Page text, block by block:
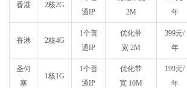
香港 2核2G
通IP
2M
年
香港 2核4G
1个普
通IP
优化带
宽 2M
399元/
年
圣何
塞
1核1G
1个普
通IP
优化带
宽 10M
199元/
年